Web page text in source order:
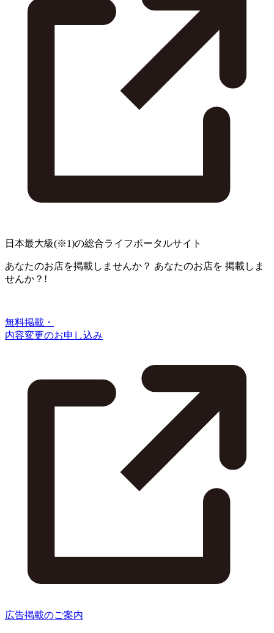
日本最大級(※1)の総合ライフポータルサイト
あなたのお店を掲載しませんか？ あなたのお店を 掲載しま
せんか？!
無料掲載・
内容変更のお申し込み
広告掲載のご案内